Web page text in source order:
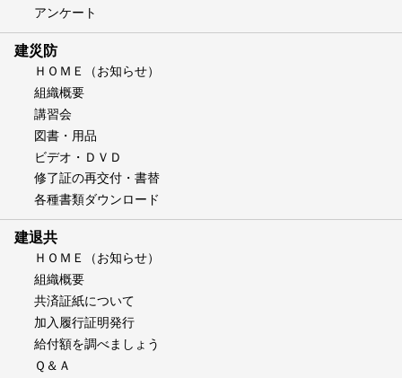
アンケート
建災防
ＨＯＭＥ（お知らせ）
組織概要
講習会
図書・用品
ビデオ・ＤＶＤ
修了証の再交付・書替
各種書類ダウンロード
建退共
ＨＯＭＥ（お知らせ）
組織概要
共済証紙について
加入履行証明発行
給付額を調べましょう
Ｑ＆Ａ